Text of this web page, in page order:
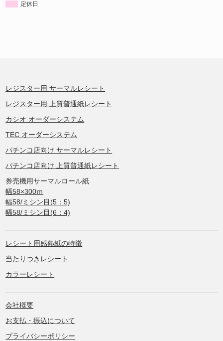
定休日
レジスター用 サーマルレシート
レジスター用 上質普通紙レシート
カシオ オーダーシステム
TEC オーダーシステム
パチンコ店向け サーマルレシート
パチンコ店向け 上質普通紙レシート
券売機用サーマルロール紙
幅58×300ｍ
幅58/ミシン目(5：5)
幅58/ミシン目(6：4)
レシート用感熱紙の特徴
当たりつきレシート
カラーレシート
会社概要
お支払・振込について
プライバシーポリシー